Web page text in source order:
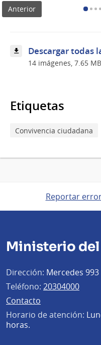
junto
junto
a
personal
Anterior
Descargar todas
14 imágenes, 7.65 MB
Etiquetas
Convivencia ciudadana
Reportar
Ministerio
Dirección: Mercedes 993
Teléfono: 20304000
Contacto
Horario de atención:
horas.